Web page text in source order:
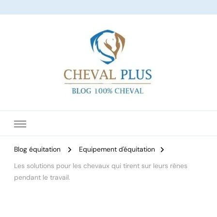
Blog équitation
Equipement d'équitation
Les solutions pour les chevaux qui tirent sur leurs rênes
pendant le travail.